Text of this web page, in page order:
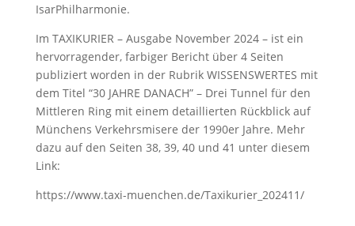
IsarPhilharmonie.
Im TAXIKURIER – Ausgabe November 2024 – ist ein
hervorragender, farbiger Bericht über 4 Seiten
publiziert worden in der Rubrik WISSENSWERTES mit
dem Titel “30 JAHRE DANACH” – Drei Tunnel für den
Mittleren Ring mit einem detaillierten Rückblick auf
Münchens Verkehrsmisere der 1990er Jahre. Mehr
dazu auf den Seiten 38, 39, 40 und 41 unter diesem
Link:
https://www.taxi-muenchen.de/Taxikurier_202411/